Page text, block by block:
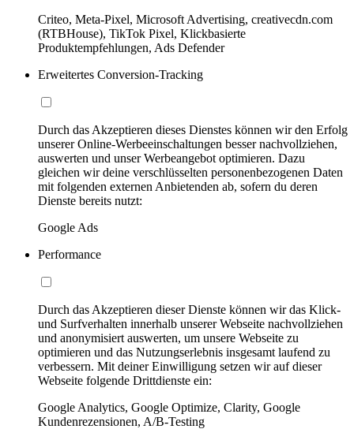
Criteo, Meta-Pixel, Microsoft Advertising, creativecdn.com
(RTBHouse), TikTok Pixel, Klickbasierte
Produktempfehlungen, Ads Defender
Erweitertes Conversion-Tracking
Durch das Akzeptieren dieses Dienstes können wir den Erfolg
unserer Online-Werbeeinschaltungen besser nachvollziehen,
auswerten und unser Werbeangebot optimieren. Dazu
gleichen wir deine verschlüsselten personenbezogenen Daten
mit folgenden externen Anbietenden ab, sofern du deren
Dienste bereits nutzt:
Google Ads
Performance
Durch das Akzeptieren dieser Dienste können wir das Klick-
und Surfverhalten innerhalb unserer Webseite nachvollziehen
und anonymisiert auswerten, um unsere Webseite zu
optimieren und das Nutzungserlebnis insgesamt laufend zu
verbessern. Mit deiner Einwilligung setzen wir auf dieser
Webseite folgende Drittdienste ein:
Google Analytics, Google Optimize, Clarity, Google
Kundenrezensionen, A/B-Testing